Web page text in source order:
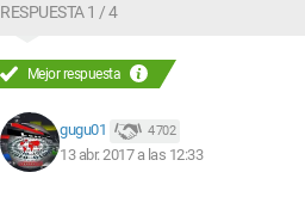
RESPUESTA 1 / 4
Mejor respuesta
gugu01 4 702
13 abr. 2017 a las 12:33